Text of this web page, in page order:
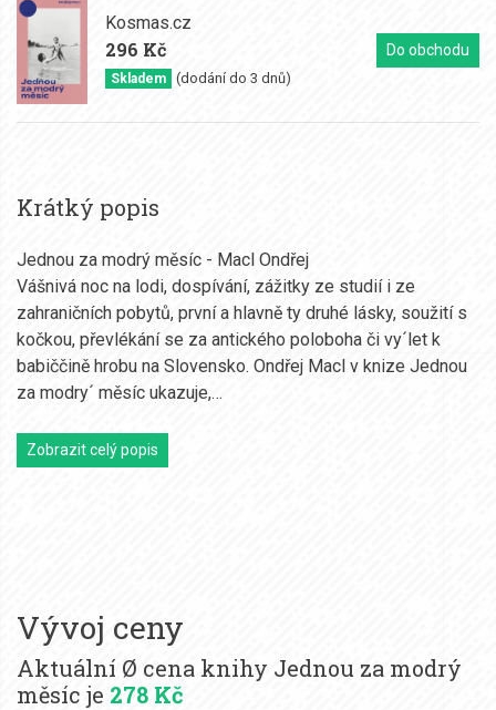
Kosmas.cz
296 Kč
Skladem (dodání do 3 dnů)
Do obchodu
Krátký popis
Jednou za modrý měsíc - Macl Ondřej
Vášnivá noc na lodi, dospívání, zážitky ze studií i ze
zahraničních pobytů, první a hlavně ty druhé lásky, soužití s
kočkou, převlékání se za antického poloboha či vy´let k
babiččině hrobu na Slovensko. Ondřej Macl v knize Jednou
za modry´ měsíc ukazuje,…
Zobrazit celý popis
Vývoj ceny
Aktuální Ø cena knihy Jednou za modrý
měsíc je 278 Kč